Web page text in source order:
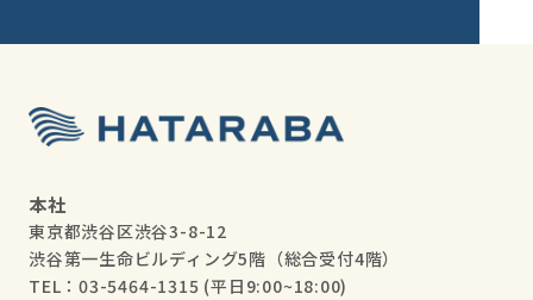
本社
東京都渋谷区渋谷3-8-12
渋谷第一生命ビルディング5階（総合受付4階）
TEL：03-5464-1315 (平日9:00~18:00)